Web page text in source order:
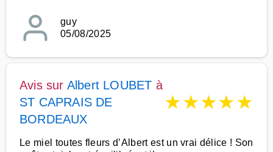
guy
05/08/2025
Avis sur Albert LOUBET à
ST CAPRAIS DE
BORDEAUX
★★★★★
Le miel toutes fleurs d’Albert est un vrai délice ! Son